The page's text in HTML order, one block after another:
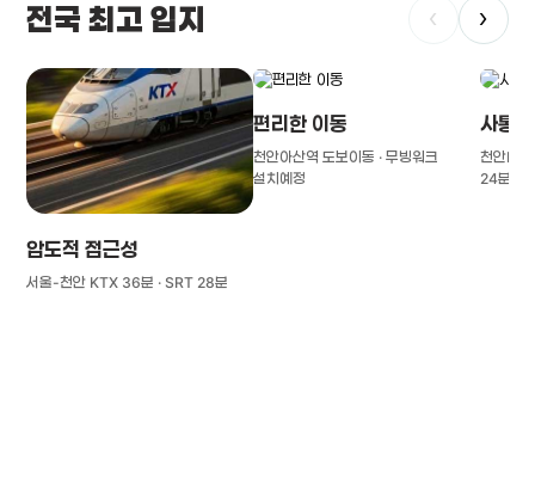
전국 최고 입지 ‹ ›
압도적 접근성
서울-천안 KTX 36분 · SRT 28분
편리한 이동
천안아산역 도보이동 · 무빙워크
설치예정
사통
천안IC(
24분